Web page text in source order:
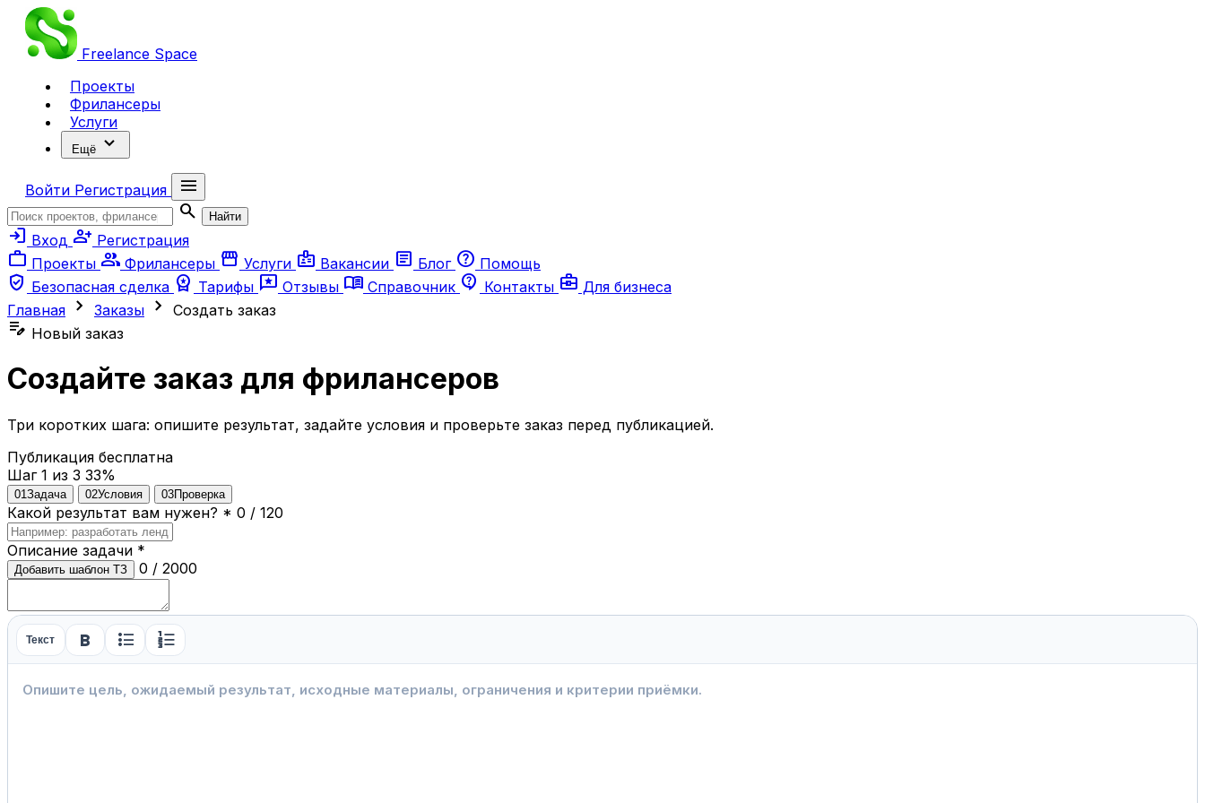
Freelance Space
Проекты
Фрилансеры
Услуги
Ещё expand_more
Войти Регистрация
menu
search
Найти
login Вход person_add Регистрация
work Проекты group Фрилансеры storefront Услуги badge Вакансии article Блог help Помощь
verified_user Безопасная сделка workspace_premium Тарифы reviews Отзывы menu_book Справочник contact_support Контакты business_center Для бизнеса
Главная chevron_right Заказы chevron_right Создать заказ
edit_note Новый заказ
Создайте заказ для фрилансеров
Три коротких шага: опишите результат, задайте условия и проверьте заказ перед публикацией.
Публикация бесплатна
Шаг 1 из 3 33%
01 Задача 02Условия 03Проверка
Какой результат вам нужен? * 0 / 120
Описание задачи *
Добавить шаблон ТЗ 0 / 2000
Текст format_bold format_list_bulleted format_list_numbered